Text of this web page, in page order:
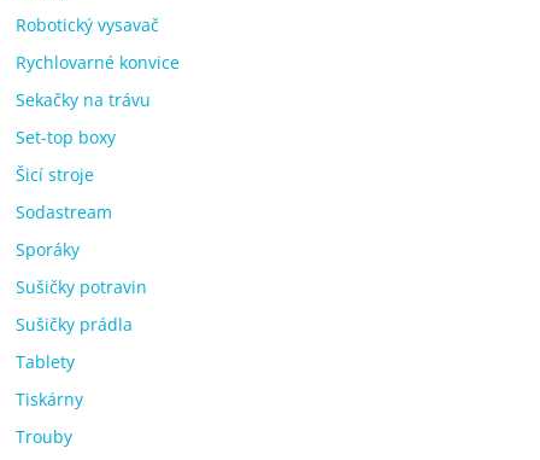
Robotický vysavač
Rychlovarné konvice
Sekačky na trávu
Set-top boxy
Šicí stroje
Sodastream
Sporáky
Sušičky potravin
Sušičky prádla
Tablety
Tiskárny
Trouby